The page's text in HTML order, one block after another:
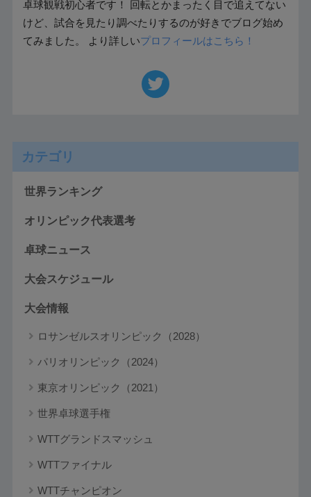
卓球観戦初心者です！ 回転とかまったく目で追えてない
けど、試合を見たり調べたりするのが好きでブログ始め
てみました。 より詳しいプロフィールはこちら！
カテゴリ
世界ランキング
オリンピック代表選考
卓球ニュース
大会スケジュール
大会情報
ロサンゼルスオリンピック（2028）
パリオリンピック（2024）
東京オリンピック（2021）
世界卓球選手権
WTTグランドスマッシュ
WTTファイナル
WTTチャンピオン